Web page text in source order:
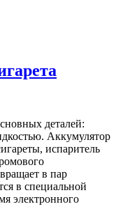
деталей:
Аккумулятор
испаритель
в пар
в специальной
электронного